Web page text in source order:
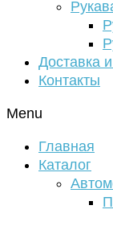
Доставка
Контакты
Menu
Главная
Каталог